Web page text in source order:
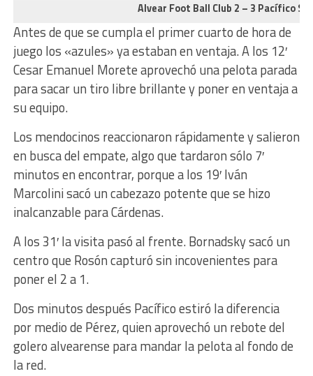
Alvear Foot Ball Club 2 – 3 Pacífico
Antes de que se cumpla el primer cuarto de hora de
juego los «azules» ya estaban en ventaja. A los 12′
Cesar Emanuel Morete aprovechó una pelota parada
para sacar un tiro libre brillante y poner en ventaja a
su equipo.
Los mendocinos reaccionaron rápidamente y salieron
en busca del empate, algo que tardaron sólo 7′
minutos en encontrar, porque a los 19′ Iván
Marcolini sacó un cabezazo potente que se hizo
inalcanzable para Cárdenas.
A los 31′ la visita pasó al frente. Bornadsky sacó un
centro que Rosón capturó sin incovenientes para
poner el 2 a 1.
Dos minutos después Pacífico estiró la diferencia
por medio de Pérez, quien aprovechó un rebote del
golero alvearense para mandar la pelota al fondo de
la red.